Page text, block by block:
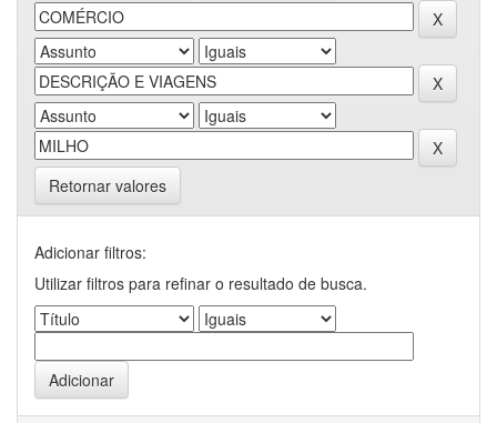
Retornar valores
Adicionar filtros:
Utilizar filtros para refinar o resultado de busca.